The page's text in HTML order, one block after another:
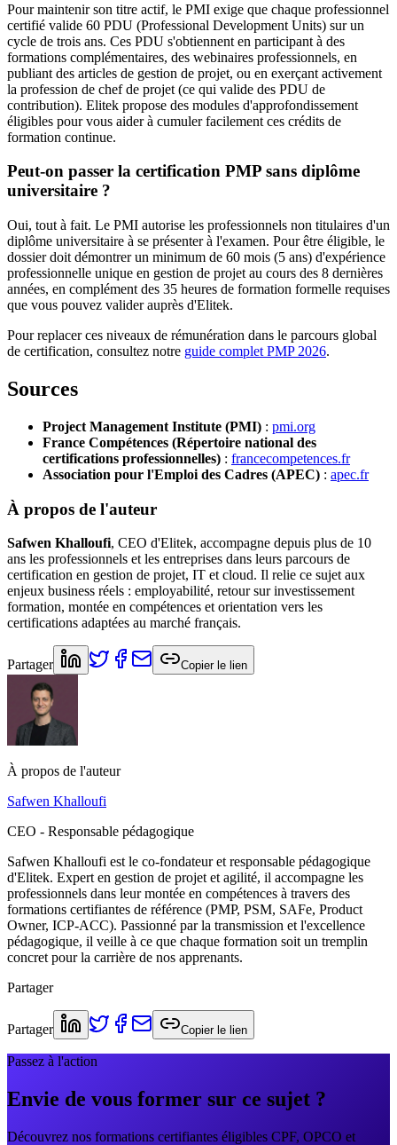
Pour maintenir son titre actif, le PMI exige que chaque professionnel
certifié valide 60 PDU (Professional Development Units) sur un
cycle de trois ans. Ces PDU s'obtiennent en participant à des
formations complémentaires, des webinaires professionnels, en
publiant des articles de gestion de projet, ou en exerçant activement
la profession de chef de projet (ce qui valide des PDU de
contribution). Elitek propose des modules d'approfondissement
éligibles pour vous aider à cumuler facilement ces crédits de
formation continue.
Peut-on passer la certification PMP sans diplôme
universitaire ?
Oui, tout à fait. Le PMI autorise les professionnels non titulaires d'un
diplôme universitaire à se présenter à l'examen. Pour être éligible, le
dossier doit démontrer un minimum de 60 mois (5 ans) d'expérience
professionnelle unique en gestion de projet au cours des 8 dernières
années, en complément des 35 heures de formation formelle requises
que vous pouvez valider auprès d'Elitek.
Pour replacer ces niveaux de rémunération dans le parcours global
de certification, consultez notre guide complet PMP 2026.
Sources
Project Management Institute (PMI) : pmi.org
France Compétences (Répertoire national des
certifications professionnelles) : francecompetences.fr
Association pour l'Emploi des Cadres (APEC) : apec.fr
À propos de l'auteur
Safwen Khalloufi, CEO d'Elitek, accompagne depuis plus de 10
ans les professionnels et les entreprises dans leurs parcours de
certification en gestion de projet, IT et cloud. Il relie ce sujet aux
enjeux business réels : employabilité, retour sur investissement
formation, montée en compétences et orientation vers les
certifications adaptées au marché français.
Partager Copier le lien
À propos de l'auteur
Safwen Khalloufi
CEO - Responsable pédagogique
Safwen Khalloufi est le co-fondateur et responsable pédagogique
d'Elitek. Expert en gestion de projet et agilité, il accompagne les
professionnels dans leur montée en compétences à travers des
formations certifiantes de référence (PMP, PSM, SAFe, Product
Owner, ICP-ACC). Passionné par la transmission et l'excellence
pédagogique, il veille à ce que chaque formation soit un tremplin
concret pour la carrière de nos apprenants.
Partager
Partager Copier le lien
Passez à l'action
Envie de vous former sur ce sujet ?
Découvrez nos formations certifiantes éligibles CPF, OPCO et